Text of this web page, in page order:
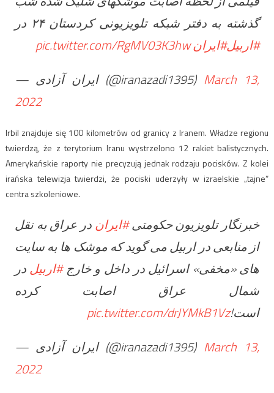
گذشته به دفتر شبکه تلویزیونی کردستان ٢۴ در
#اربیل#ایرانpic.twitter.com/RgMV03K3hw
— ایران آزادی (@iranazadi1395) March 13,
2022
Irbil znajduje się 100 kilometrów od granicy z Iranem. Władze regionu
twierdzą, że z terytorium Iranu wystrzelono 12 rakiet balistycznych.
Amerykańskie raporty nie precyzują jednak rodzaju pocisków. Z kolei
irańska telewizja twierdzi, że pociski uderzyły w izraelskie „tajne”
centra szkoleniowe.
خبرنگار تلویزیون حکومتی#ایراندر عراق به نقل
از منابعی در اربیل می گوید که موشک ها به سایت
های «مخفی» اسرائیل در داخل و خارج#اربیلدر
شمال عراق اصابت کرده
است!pic.twitter.com/drJYMkB1Vz
— ایران آزادی (@iranazadi1395) March 13,
2022